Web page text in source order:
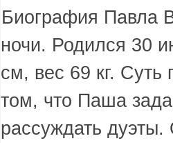
Биография Павла
ночи. Родился 30
см, вес 69 кг. Суть
том, что Паша
рассуждать дуэты.